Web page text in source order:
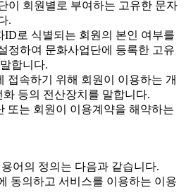
이 회원별로 부여하는 고유한 문자
.
ID로 식별되는 회원의 본인 여부를
정하여 문화사업단에 등록한 고유
합니다.
접속하기 위해 회원이 이용하는 개
등의 전산장치를 말합니다.
또는 회원이 이용계약을 해약하는
어의 정의는 다음과 같습니다.
동의하고 서비스를 이용하는 이용